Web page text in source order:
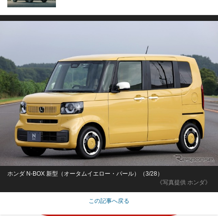
《写真提供 ホンダ》
ホンダ N-BOX 新型（オータムイエロー・パール）（3/28）
この記事へ戻る